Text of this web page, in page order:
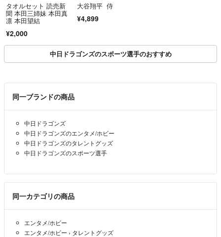
タオルセット 読売新
聞 本田三姉妹 本田真
凛 本田望結
¥2,000
大谷翔平 侍
¥4,899
中日ドラゴンズのスポーツ選手のおすすめ
同一ブランドの商品
中日ドラゴンズ
中日ドラゴンズのエンタメ/ホビー
中日ドラゴンズのタレントグッズ
中日ドラゴンズのスポーツ選手
同一カテゴリの商品
エンタメ/ホビー
エンタメ/ホビー › タレントグッズ